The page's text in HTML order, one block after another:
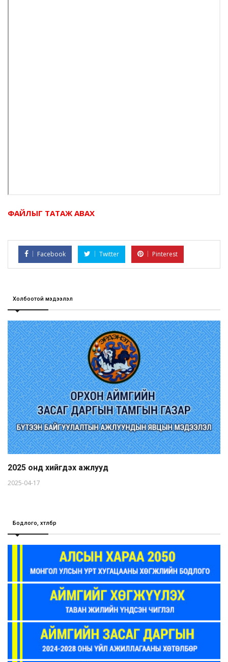
ФАЙЛЫГ ТАТАЖ АВАХ
Facebook Twitter Pinterest
Холбоотой мэдээлэл
2025 онд хийгдэх ажлууд
2025-04-17
Бодлого, хөтөлбөр